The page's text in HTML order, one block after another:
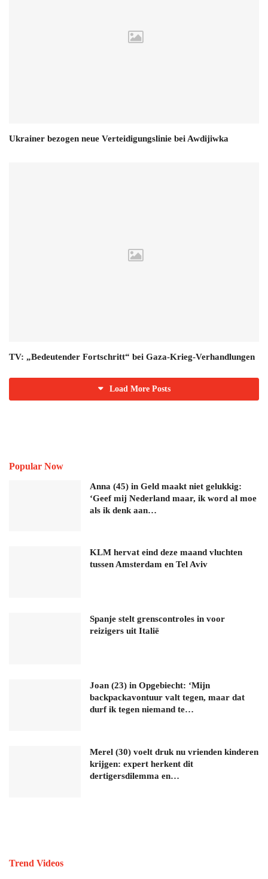
Ukrainer bezogen neue Verteidigungslinie bei Awdijiwka
TV: „Bedeutender Fortschritt“ bei Gaza-Krieg-Verhandlungen
Load More Posts
Popular Now
Anna (45) in Geld maakt niet gelukkig:
‘Geef mij Nederland maar, ik word al moe
als ik denk aan…
KLM hervat eind deze maand vluchten
tussen Amsterdam en Tel Aviv
Spanje stelt grenscontroles in voor
reizigers uit Italië
Joan (23) in Opgebiecht: ‘Mijn
backpackavontuur valt tegen, maar dat
durf ik tegen niemand te…
Merel (30) voelt druk nu vrienden kinderen
krijgen: expert herkent dit
dertigersdilemma en…
Trend Videos